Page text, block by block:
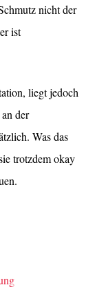
nicht der
ist
liegt jedoch
der
Was das
trotzdem okay